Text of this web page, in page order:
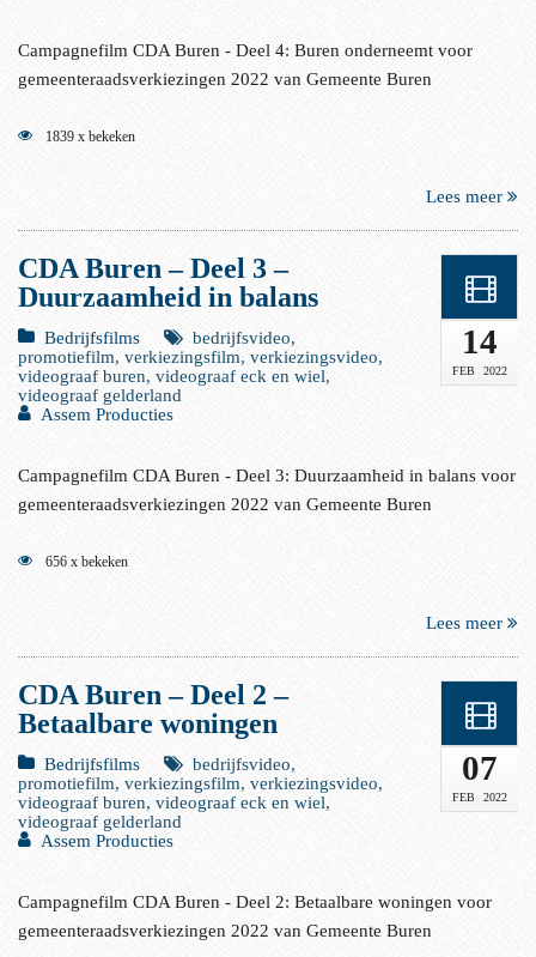
Campagnefilm CDA Buren - Deel 4: Buren onderneemt voor
gemeenteraadsverkiezingen 2022 van Gemeente Buren
Lees meer
1839 x bekeken
CDA Buren – Deel 3 –
Duurzaamheid in balans
Bedrijfsfilms
bedrijfsvideo,
promotiefilm, verkiezingsfilm, verkiezingsvideo,
videograaf buren, videograaf eck en wiel,
videograaf gelderland
Assem Producties
14
FEB 2022
Campagnefilm CDA Buren - Deel 3: Duurzaamheid in balans voor
gemeenteraadsverkiezingen 2022 van Gemeente Buren
Lees meer
656 x bekeken
CDA Buren – Deel 2 –
Betaalbare woningen
Bedrijfsfilms
bedrijfsvideo,
promotiefilm, verkiezingsfilm, verkiezingsvideo,
videograaf buren, videograaf eck en wiel,
videograaf gelderland
Assem Producties
07
FEB 2022
Campagnefilm CDA Buren - Deel 2: Betaalbare woningen voor
gemeenteraadsverkiezingen 2022 van Gemeente Buren